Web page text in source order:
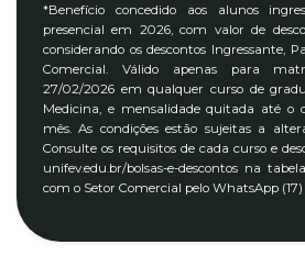
*Benefício concedido aos alunos
presencial em 2026, com valor de
considerando os descontos Ingressante,
Comercial. Válido apenas para
27/02/2026 em qualquer curso de
Medicina, e mensalidade quitada até
mês. As condições estão sujeitas a
Consulte os requisitos de cada curso e
unifev.edu.br/bolsas-e-descontos na
com o Setor Comercial pelo WhatsApp (17)